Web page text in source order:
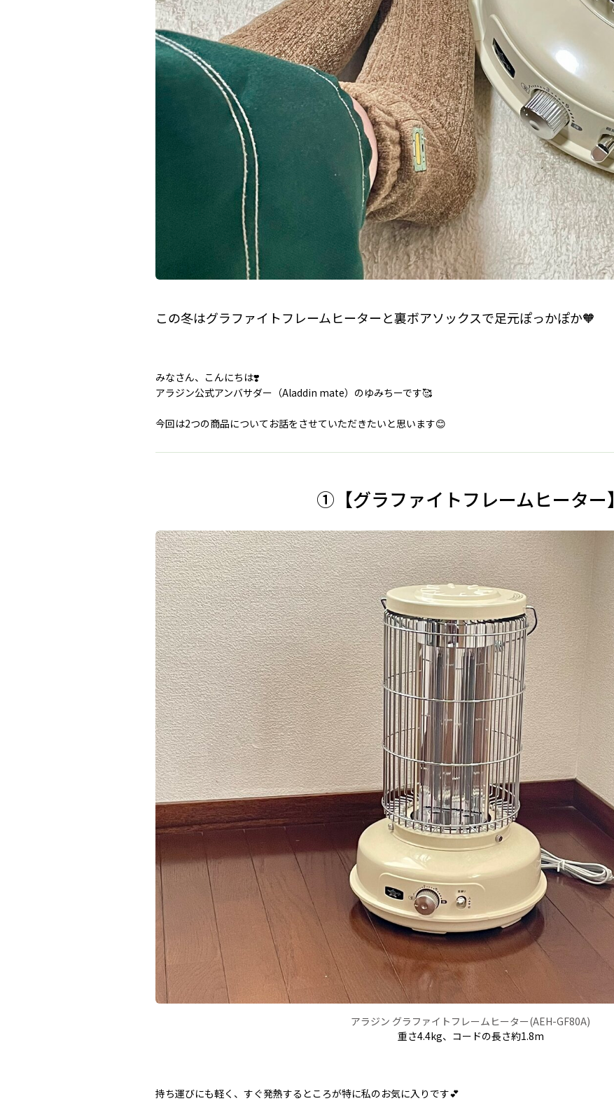
この冬はグラファイトフレームヒーターと裏ボアソックスで足元ぽっかぽか🧡
みなさん、こんにちは❣️
アラジン公式アンバサダー（Aladdin mate）のゆみちーです🥰
今回は2つの商品についてお話をさせていただきたいと思います😊
①【グラファイトフレームヒーター】
アラジン グラファイトフレームヒーター(AEH-GF80A)
重さ4.4kg、コードの長さ約1.8m
持ち運びにも軽く、すぐ発熱するところが特に私のお気に入りです💕